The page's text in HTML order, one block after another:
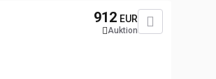
912 EUR
Auktion